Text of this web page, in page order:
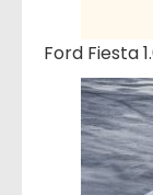
Ford Fiesta